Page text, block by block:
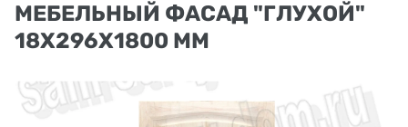
МЕБЕЛЬНЫЙ ФАСАД "ГЛУХОЙ"
18Х296Х1800 ММ